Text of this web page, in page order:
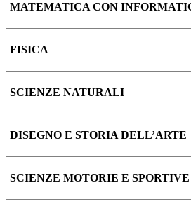
MATEMATICA CON
FISICA
SCIENZE NATURALI
DISEGNO E STORIA DELL’ARTE
SCIENZE MOTORIE E SPORTIVE